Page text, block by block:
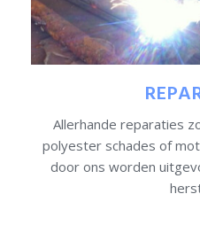
Allerhande reparaties
polyester schades of
door ons worden